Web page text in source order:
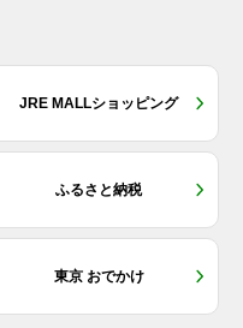
JRE MALLショッピング
ふるさと納税
東京 おでかけ